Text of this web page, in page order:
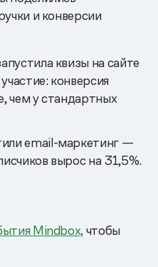
и конверсии
квизы на сайте
конверсия
чем у стандартных
email-маркетинг —
вырос на 31,5%.
Mindbox,чтобы